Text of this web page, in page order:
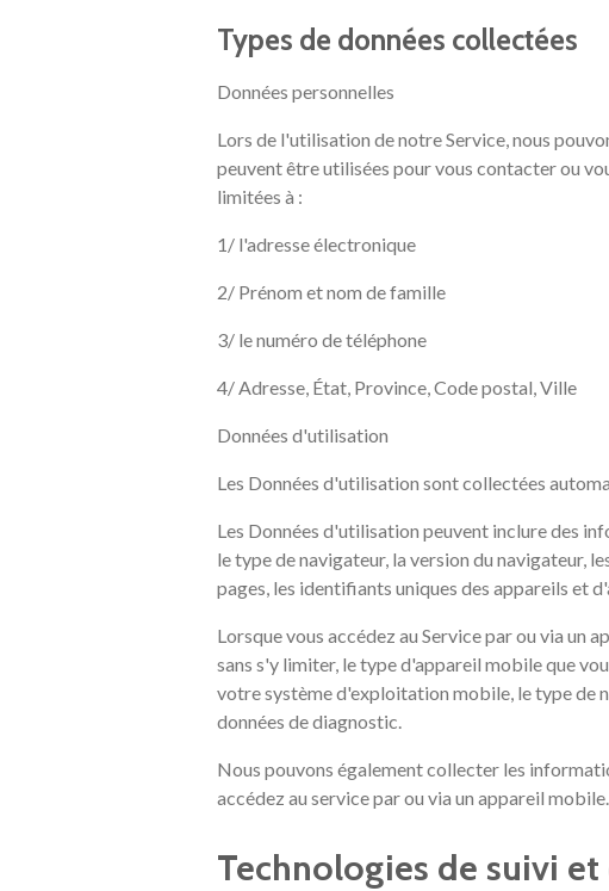
Types de données collectées
Données personnelles
Lors de l'utilisation de notre Service, nous
peuvent être utilisées pour vous contacter ou
limitées à :
1/ l'adresse électronique
2/ Prénom et nom de famille
3/ le numéro de téléphone
4/ Adresse, État, Province, Code postal, Ville
Données d'utilisation
Les Données d'utilisation sont collectées
Les Données d'utilisation peuvent inclure des
le type de navigateur, la version du navigateur,
pages, les identifiants uniques des appareils et
Lorsque vous accédez au Service par ou via
sans s'y limiter, le type d'appareil mobile que
votre système d'exploitation mobile, le type de
données de diagnostic.
Nous pouvons également collecter les
accédez au service par ou via un appareil mobile.
Technologies de suivi